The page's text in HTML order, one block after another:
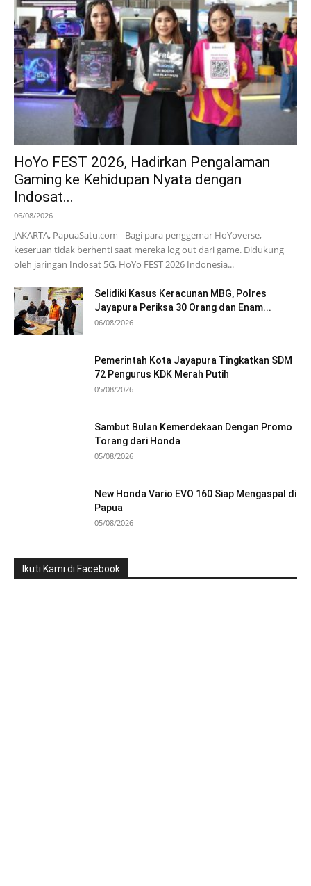
HoYo FEST 2026, Hadirkan Pengalaman
Gaming ke Kehidupan Nyata dengan
Indosat...
06/08/2026
JAKARTA, PapuaSatu.com - Bagi para penggemar HoYoverse,
keseruan tidak berhenti saat mereka log out dari game. Didukung
oleh jaringan Indosat 5G, HoYo FEST 2026 Indonesia...
Selidiki Kasus Keracunan MBG, Polres
Jayapura Periksa 30 Orang dan Enam...
06/08/2026
Pemerintah Kota Jayapura Tingkatkan SDM
72 Pengurus KDK Merah Putih
05/08/2026
Sambut Bulan Kemerdekaan Dengan Promo
Torang dari Honda
05/08/2026
New Honda Vario EVO 160 Siap Mengaspal di
Papua
05/08/2026
Ikuti Kami di Facebook